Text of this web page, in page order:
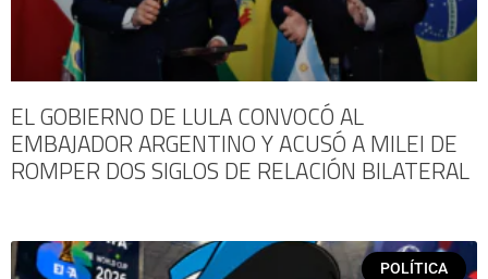
EL GOBIERNO DE LULA CONVOCÓ AL
EMBAJADOR ARGENTINO Y ACUSÓ A MILEI DE
ROMPER DOS SIGLOS DE RELACIÓN BILATERAL
POLÍTICA